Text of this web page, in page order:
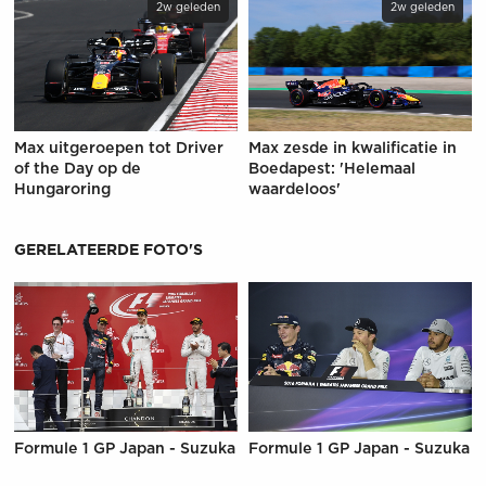
2w geleden
Max uitgeroepen tot Driver
of the Day op de
Hungaroring
2w geleden
Max zesde in kwalificatie in
Boedapest: 'Helemaal
waardeloos'
GERELATEERDE FOTO'S
Formule 1 GP Japan - Suzuka Formule 1 GP Japan - Suzuka